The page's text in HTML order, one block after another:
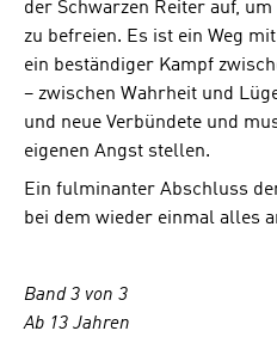
der Schwarzen Reiter auf,
zu befreien. Es ist ein Weg
ein beständiger Kampf
– zwischen Wahrheit und
und neue Verbündete und
eigenen Angst stellen.
Ein fulminanter Abschluss
bei dem wieder einmal alles
Band 3 von 3
Ab 13 Jahren